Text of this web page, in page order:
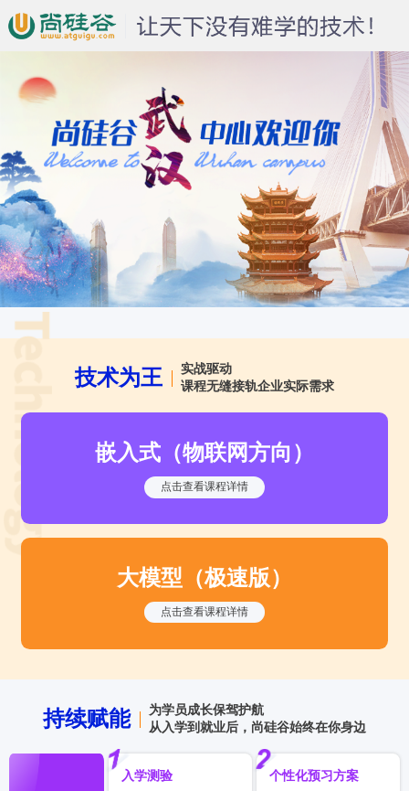
技术为王
实战驱动
课程无缝接轨企业实际需求
嵌入式（物联网方向）
点击查看课程详情
大模型（极速版）
点击查看课程详情
持续赋能
为学员成长保驾护航
从入学到就业后，尚硅谷始终在你身边
入学测验 个性化预习方案